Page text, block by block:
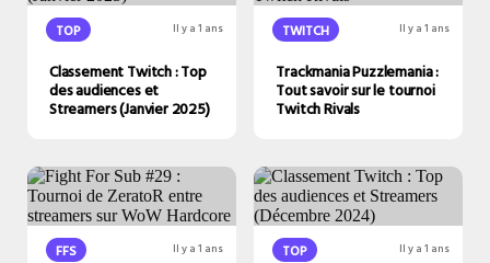
TOP Il y a 1 ans
Classement Twitch : Top
des audiences et
Streamers (Janvier 2025)
TWITCH Il y a 1 ans
Trackmania Puzzlemania :
Tout savoir sur le tournoi
Twitch Rivals
FFS Il y a 1 ans TOP Il y a 1 ans